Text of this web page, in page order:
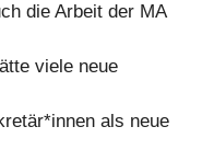
die Arbeit der MA
viele neue
als neue